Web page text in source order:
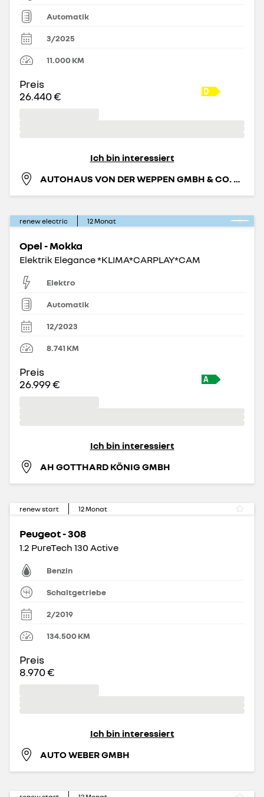
Automatik
3/2025
11.000KM
Preis
26.440 €
Ich bin interessiert
AUTOHAUS VON DER WEPPEN GMBH & CO. KG
renew electric 12Monat
Opel - Mokka
Elektrik Elegance *KLIMA*CARPLAY*CAM
Elektro
Automatik
12/2023
8.741 KM
Preis
26.999 €
Ich bin interessiert
AH GOTTHARD KÖNIG GMBH
renew start 12Monat
Peugeot - 308
1.2 PureTech 130 Active
Benzin
Schaltgetriebe
2/2019
134.500KM
Preis
8.970 €
Ich bin interessiert
AUTO WEBER GMBH